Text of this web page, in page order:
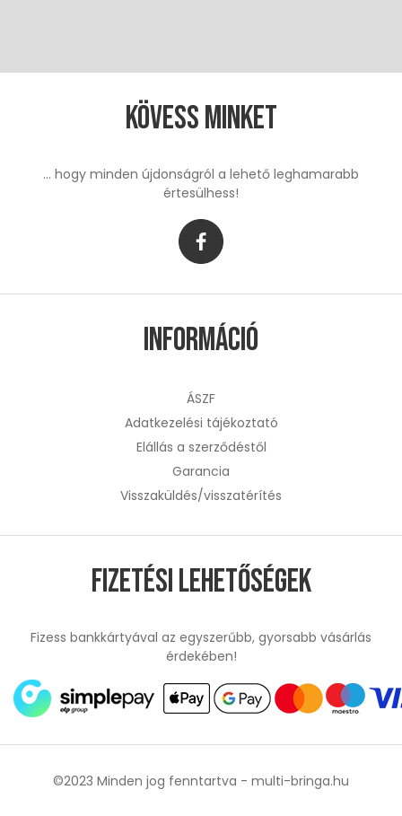
Kövess minket
... hogy minden újdonságról a lehető leghamarabb
értesülhess!
Információ
ÁSZF
Adatkezelési tájékoztató
Elállás a szerződéstől
Garancia
Visszaküldés/visszatérítés
Fizetési lehetőségek
Fizess bankkártyával az egyszerűbb, gyorsabb vásárlás
érdekében!
©2023 Minden jog fenntartva - multi-bringa.hu